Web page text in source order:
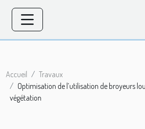
Accueil
Travaux
Optimisation de l’utilisation de broyeurs
végétation